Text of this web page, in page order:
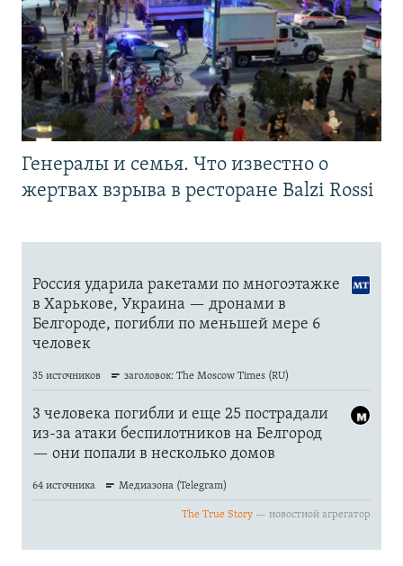
Генералы и семья. Что известно о
жертвах взрыва в ресторане Balzi Rossi